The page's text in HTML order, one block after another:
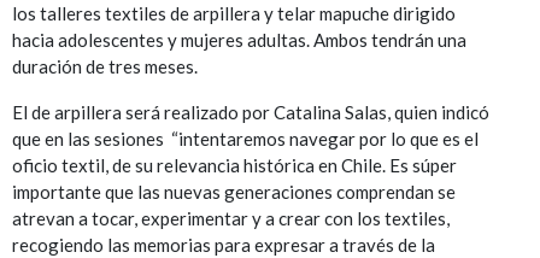
los talleres textiles de arpillera y telar mapuche dirigido
hacia adolescentes y mujeres adultas. Ambos tendrán una
duración de tres meses.
El de arpillera será realizado por Catalina Salas, quien indicó
que en las sesiones “intentaremos navegar por lo que es el
oficio textil, de su relevancia histórica en Chile. Es súper
importante que las nuevas generaciones comprendan se
atrevan a tocar, experimentar y a crear con los textiles,
recogiendo las memorias para expresar a través de la